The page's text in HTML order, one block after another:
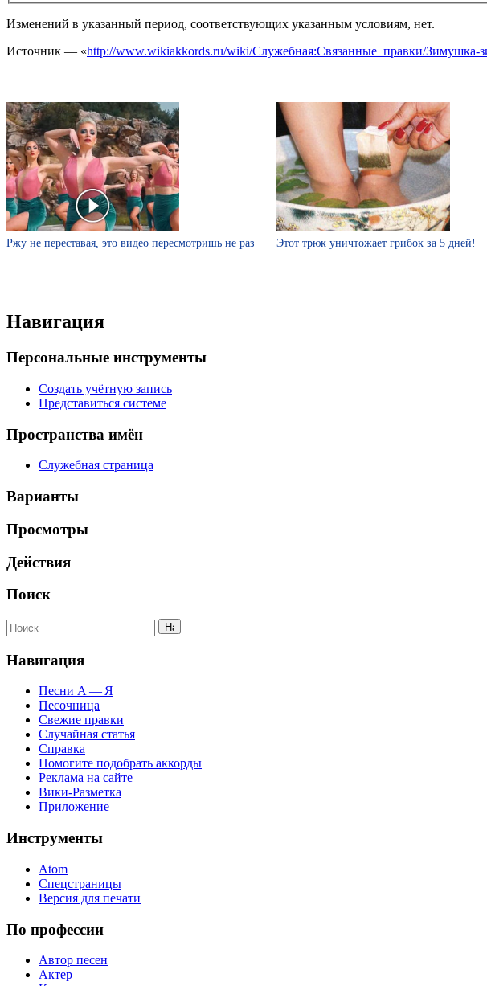
Изменений в указанный период, соответствующих указанным условиям, нет.
Источник — «http://www.wikiakkords.ru/wiki/Служебная:Связанные_правки/Зимушка-
Ржу не переставая, это видео пересмотришь не раз Этот трюк уничтожает грибок за 5 дней!
Навигация
Персональные инструменты
Создать учётную запись
Представиться системе
Пространства имён
Служебная страница
Варианты
Просмотры
Действия
Поиск
Навигация
Песни А — Я
Песочница
Свежие правки
Случайная статья
Справка
Помогите подобрать аккорды
Реклама на сайте
Вики-Разметка
Приложение
Инструменты
Atom
Спецстраницы
Версия для печати
По профессии
Автор песен
Актер